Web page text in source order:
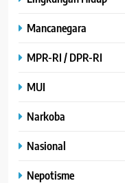
Mancanegara
MPR-RI / DPR-RI
MUI
Narkoba
Nasional
Nepotisme